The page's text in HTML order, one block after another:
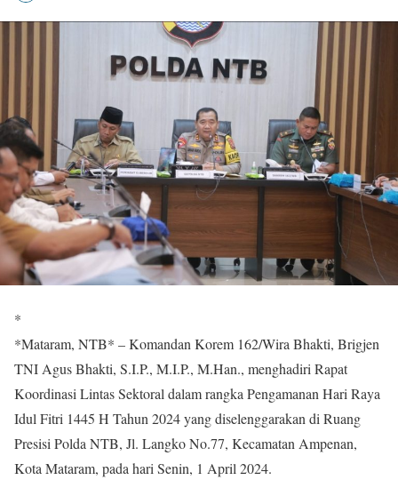
*
*Mataram, NTB* – Komandan Korem 162/Wira Bhakti, Brigjen
TNI Agus Bhakti, S.I.P., M.I.P., M.Han., menghadiri Rapat
Koordinasi Lintas Sektoral dalam rangka Pengamanan Hari Raya
Idul Fitri 1445 H Tahun 2024 yang diselenggarakan di Ruang
Presisi Polda NTB, Jl. Langko No.77, Kecamatan Ampenan,
Kota Mataram, pada hari Senin, 1 April 2024.